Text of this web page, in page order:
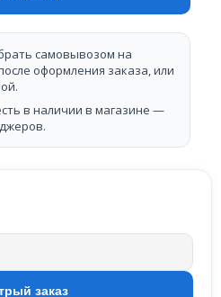
самовывозом на
оформления заказа, или
в наличии в магазине —